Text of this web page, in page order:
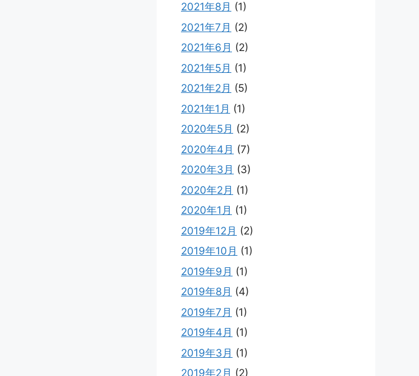
2021年8月 (1)
2021年7月 (2)
2021年6月 (2)
2021年5月 (1)
2021年2月 (5)
2021年1月 (1)
2020年5月 (2)
2020年4月 (7)
2020年3月 (3)
2020年2月 (1)
2020年1月 (1)
2019年12月 (2)
2019年10月 (1)
2019年9月 (1)
2019年8月 (4)
2019年7月 (1)
2019年4月 (1)
2019年3月 (1)
2019年2月 (2)